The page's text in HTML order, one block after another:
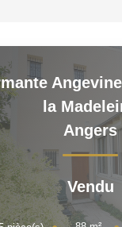
la
Angers
Vendu